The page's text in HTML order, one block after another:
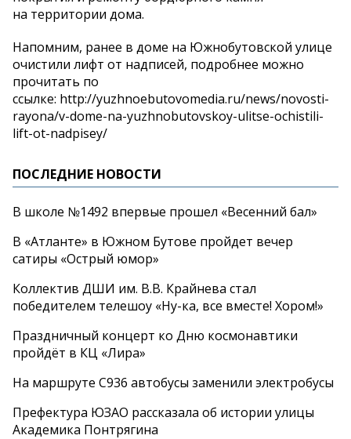
на территории дома.
Напомним, ранее в доме на Южнобутовской улице
очистили лифт от надписей, подробнее можно
прочитать по
ссылке: http://yuzhnoebutovomedia.ru/news/novosti-
rayona/v-dome-na-yuzhnobutovskoy-ulitse-ochistili-
lift-ot-nadpisey/
ПОСЛЕДНИЕ НОВОСТИ
В школе №1492 впервые прошел «Весенний бал»
В «Атланте» в Южном Бутове пройдет вечер
сатиры «Острый юмор»
Коллектив ДШИ им. В.В. Крайнева стал
победителем телешоу «Ну-ка, все вместе! Хором!»
Праздничный концерт ко Дню космонавтики
пройдёт в КЦ «Лира»
На маршруте С936 автобусы заменили электробусы
Префектура ЮЗАО рассказала об истории улицы
Академика Понтрягина